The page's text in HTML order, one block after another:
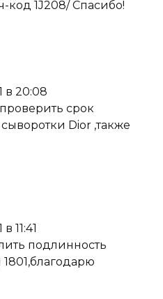
код 1J208/ Спасибо!
в 20:08
срок
Dior ,также
11:41
подлинность